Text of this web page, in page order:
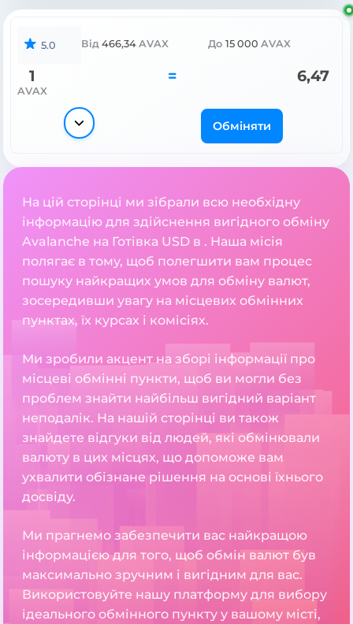
5.0 Від 466,34 AVAX До 15 000 AVAX
1
AVAX
= 6,47
Обміняти
На цій сторінці ми зібрали всю необхідну
інформацію для здійснення вигідного обміну
Avalanche на Готівка USD в . Наша місія
полягає в тому, щоб полегшити вам процес
пошуку найкращих умов для обміну валют,
зосередивши увагу на місцевих обмінних
пунктах, їх курсах і комісіях.
Ми зробили акцент на зборі інформації про
місцеві обмінні пункти, щоб ви могли без
проблем знайти найбільш вигідний варіант
неподалік. На нашій сторінці ви також
знайдете відгуки від людей, які обмінювали
валюту в цих місцях, що допоможе вам
ухвалити обізнане рішення на основі їхнього
досвіду.
Ми прагнемо забезпечити вас найкращою
інформацією для того, щоб обмін валют був
максимально зручним і вигідним для вас.
Використовуйте нашу платформу для вибору
ідеального обмінного пункту у вашому місті,